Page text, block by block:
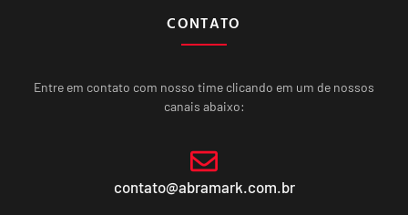
CONTATO
Entre em contato com nosso time clicando em um de nossos
canais abaixo:
contato@abramark.com.br